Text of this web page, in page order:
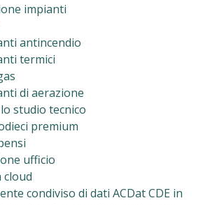
impianti
antincendio
termici
di aerazione
studio tecnico
premium
ufficio
cloud
condiviso di dati ACDat CDE in